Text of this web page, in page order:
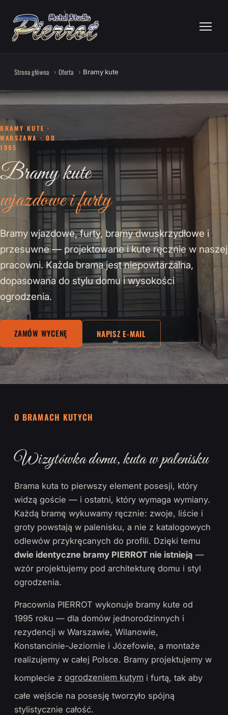
Strona główna Oferta Bramy kute
BRAMY KUTE ·
WARSZAWA · OD
1995
Bramy kute
wjazdowe i furty
Bramy wjazdowe, furty, bramy dwuskrzydłowe i
przesuwne — projektowane i kute ręcznie w naszej
pracowni. Każda brama jest niepowtarzalna,
dopasowana do stylu domu i wysokości
ogrodzenia.
ZAMÓW WYCENĘ NAPISZ E-MAIL
O BRAMACH KUTYCH
Wizytówka domu, kuta w palenisku
Brama kuta to pierwszy element posesji, który
widzą goście — i ostatni, który wymaga wymiany.
Każdą bramę wykuwamy ręcznie: zwoje, liście i
groty powstają w palenisku, a nie z katalogowych
odlewów przykręcanych do profili. Dzięki temu
dwie identyczne bramy PIERROT nie istnieją —
wzór projektujemy pod architekturę domu i styl
ogrodzenia.
Pracownia PIERROT wykonuje bramy kute od
1995 roku — dla domów jednorodzinnych i
rezydencji w Warszawie, Wilanowie,
Konstancinie-Jeziornie i Józefowie, a montaże
realizujemy w całej Polsce. Bramy projektujemy w
komplecie z ogrodzeniem kutym i furtą, tak aby
całe wejście na posesję tworzyło spójną
stylistycznie całość.